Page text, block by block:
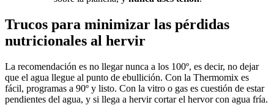
Trucos para minimizar las pérdidas
nutricionales al hervir
La recomendación es no llegar nunca a los 100º, es decir, no dejar
que el agua llegue al punto de ebullición. Con la Thermomix es
fácil, programas a 90º y listo. Con la vitro o gas es cuestión de estar
pendientes del agua, y si llega a hervir cortar el hervor con agua fría.